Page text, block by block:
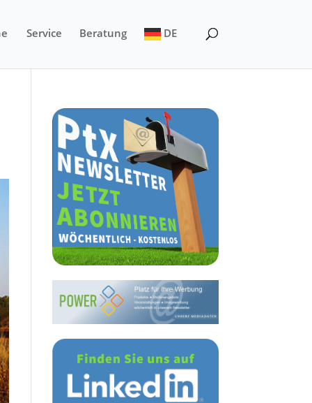
Service Beratung DE